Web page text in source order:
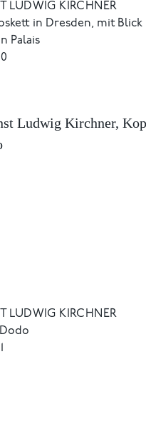
LUDWIG KIRCHNER
in Dresden, mit Blick
Palais
LUDWIG KIRCHNER